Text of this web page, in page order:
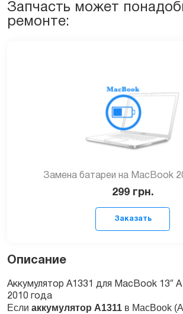
quantity
Запчасть может
ремонте:
Замена батареи на MacBook
299 грн.
Описание
Аккумулятор A1331 для MacBook 13″
2010 года
Если аккумулятор А1311 в MacBook